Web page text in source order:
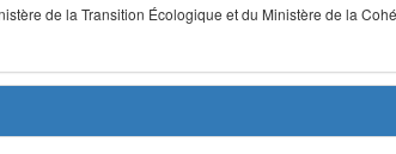
de la Transition Écologique et du Ministère de la